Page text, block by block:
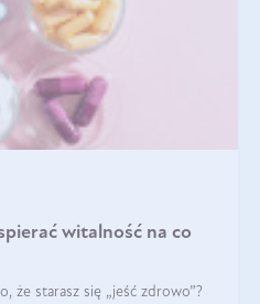
witalność na co
że starasz się „jeść zdrowo”?